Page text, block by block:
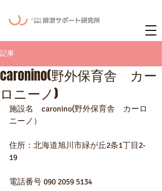
記事
caronino(野外保育舎 カー
ロニーノ)
施設名　caronino(野外保育舎　カーロ
ニーノ）
住所：北海道旭川市緑が丘2条1丁目2-
19
電話番号 090 2059 5134